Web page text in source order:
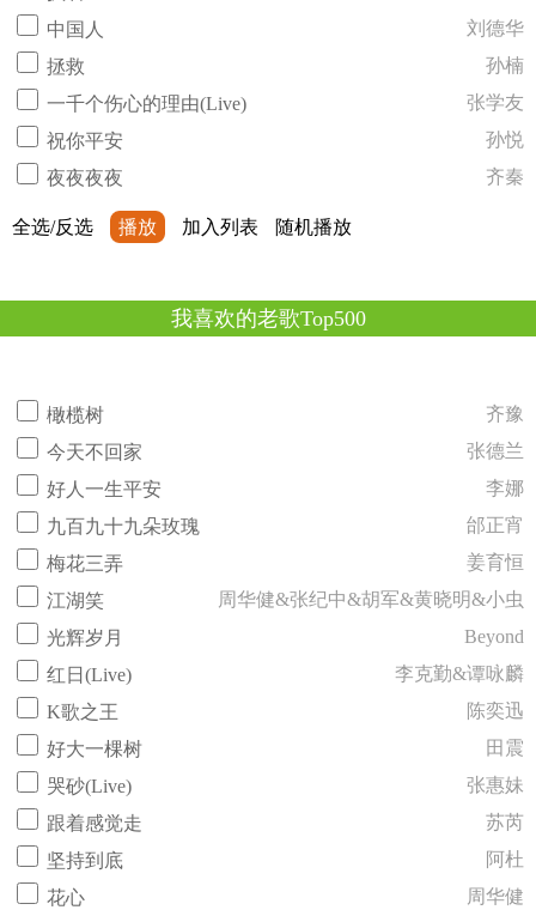
中国人
刘德华
拯救
孙楠
一千个伤心的理由(Live)
张学友
祝你平安
孙悦
夜夜夜夜
齐秦
全选/反选 播放 加入列表 随机播放
我喜欢的老歌Top500
橄榄树
齐豫
今天不回家
张德兰
好人一生平安
李娜
九百九十九朵玫瑰
邰正宵
梅花三弄
姜育恒
江湖笑
周华健&张纪中&胡军&黄晓明&小虫
光辉岁月
Beyond
红日(Live)
李克勤&谭咏麟
K歌之王
陈奕迅
好大一棵树
田震
哭砂(Live)
张惠妹
跟着感觉走
苏芮
坚持到底
阿杜
花心
周华健